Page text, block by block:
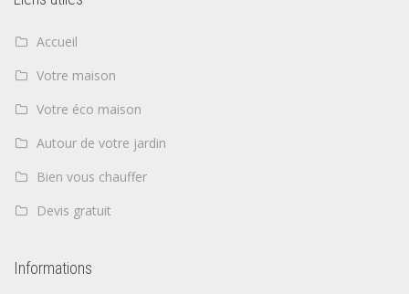
Accueil
Votre maison
Votre éco maison
Autour de votre jardin
Bien vous chauffer
Devis gratuit
Informations